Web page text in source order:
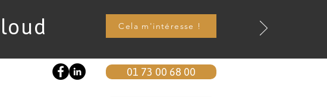
Cela m'intéresse !
01 73 00 68 00